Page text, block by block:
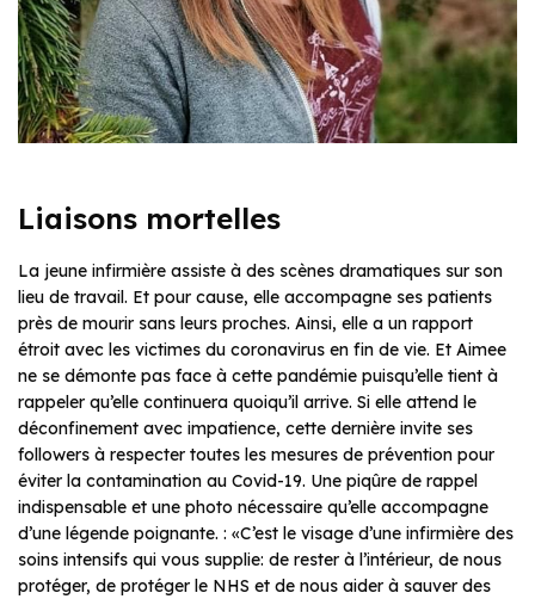
Liaisons mortelles
La jeune infirmière assiste à des scènes dramatiques sur son
lieu de travail. Et pour cause, elle accompagne ses patients
près de mourir sans leurs proches. Ainsi, elle a un rapport
étroit avec les victimes du coronavirus en fin de vie. Et Aimee
ne se démonte pas face à cette pandémie puisqu’elle tient à
rappeler qu’elle continuera quoiqu’il arrive. Si elle attend le
déconfinement avec impatience, cette dernière invite ses
followers à respecter toutes les mesures de prévention pour
éviter la contamination au Covid-19. Une piqûre de rappel
indispensable et une photo nécessaire qu’elle accompagne
d’une légende poignante. : «C’est le visage d’une infirmière des
soins intensifs qui vous supplie: de rester à l’intérieur, de nous
protéger, de protéger le NHS et de nous aider à sauver des